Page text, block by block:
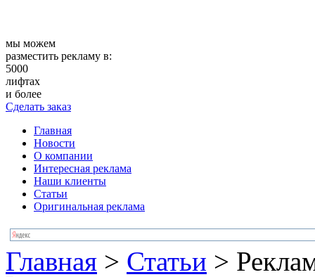
мы можем
разместить рекламу в:
5000
лифтах
и более
Сделать заказ
Главная
Новости
О компании
Интересная реклама
Наши клиенты
Статьи
Оригинальная реклама
Главная > Статьи >